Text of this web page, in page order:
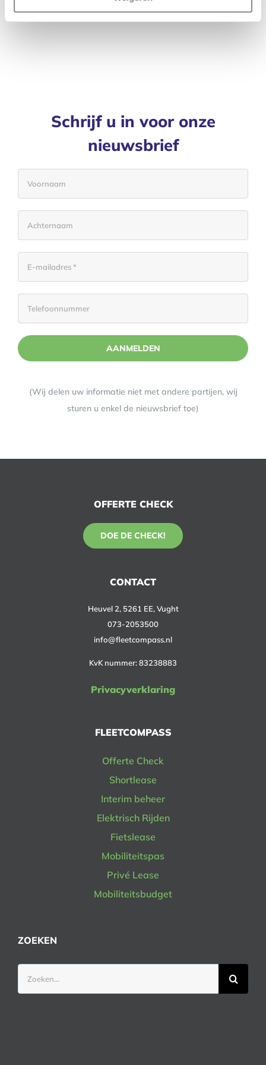
073-2053500
Schrijf u in voor onze
nieuwsbrief
(Wij delen uw informatie niet met andere partijen, wij
sturen u enkel de nieuwsbrief toe)
OFFERTE CHECK
DOE DE CHECK!
CONTACT
Heuvel 2, 5261 EE, Vught
073-2053500
info@fleetcompass.nl
KvK nummer: 83238883
Privacyverklaring
FLEETCOMPASS
Offerte Check
Shortlease
Interim beheer
Elektrisch Rijden
Fietslease
Mobiliteitspas
Privé Lease
Mobiliteitsbudget
ZOEKEN
naar: